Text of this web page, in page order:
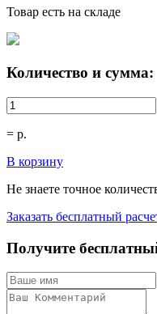
Товар есть на складе
Количество и сумма:
= р.
В корзину
Не знаете точное
Заказать бесплатный
Получите